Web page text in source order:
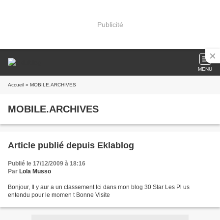
Publicité
MENU
Accueil » MOBILE.ARCHIVES
MOBILE.ARCHIVES
Article publié depuis Eklablog
Publié le 17/12/2009 à 18:16
Par Lola Musso
Bonjour, Il y aur a un classement Ici dans mon blog 30 Star Les Pl us
entendu pour le momen t Bonne Visite